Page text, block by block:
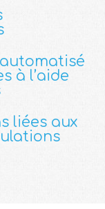
à l’aide
liées aux